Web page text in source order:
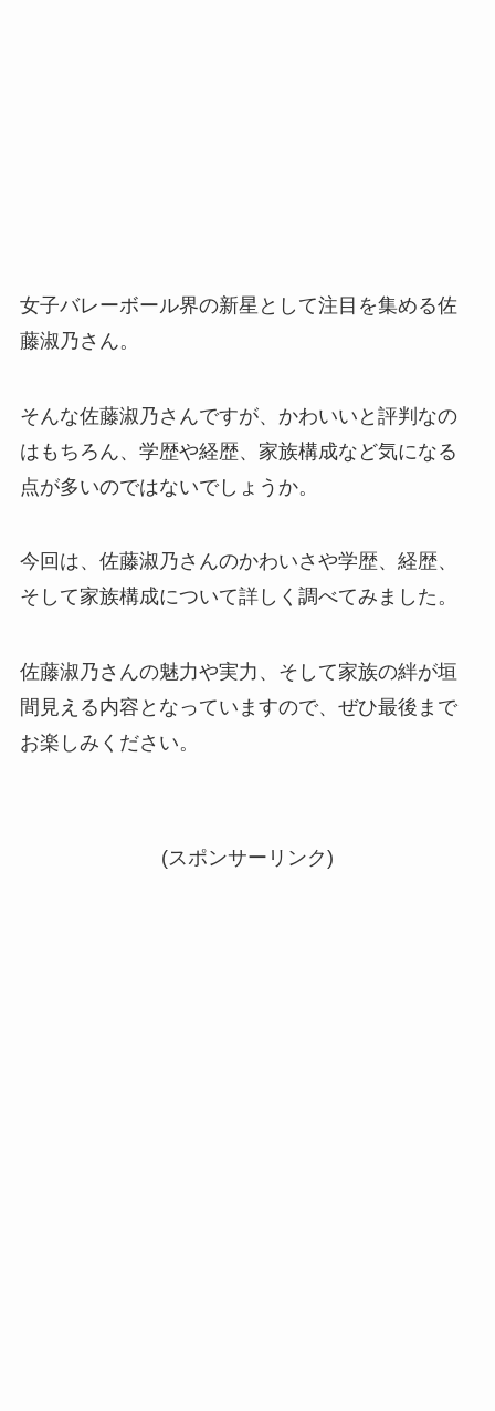
女子バレーボール界の新星として注目を集める佐
藤淑乃さん。
そんな佐藤淑乃さんですが、かわいいと評判なの
はもちろん、学歴や経歴、家族構成など気になる
点が多いのではないでしょうか。
今回は、佐藤淑乃さんのかわいさや学歴、経歴、
そして家族構成について詳しく調べてみました。
佐藤淑乃さんの魅力や実力、そして家族の絆が垣
間見える内容となっていますので、ぜひ最後まで
お楽しみください。
(スポンサーリンク)